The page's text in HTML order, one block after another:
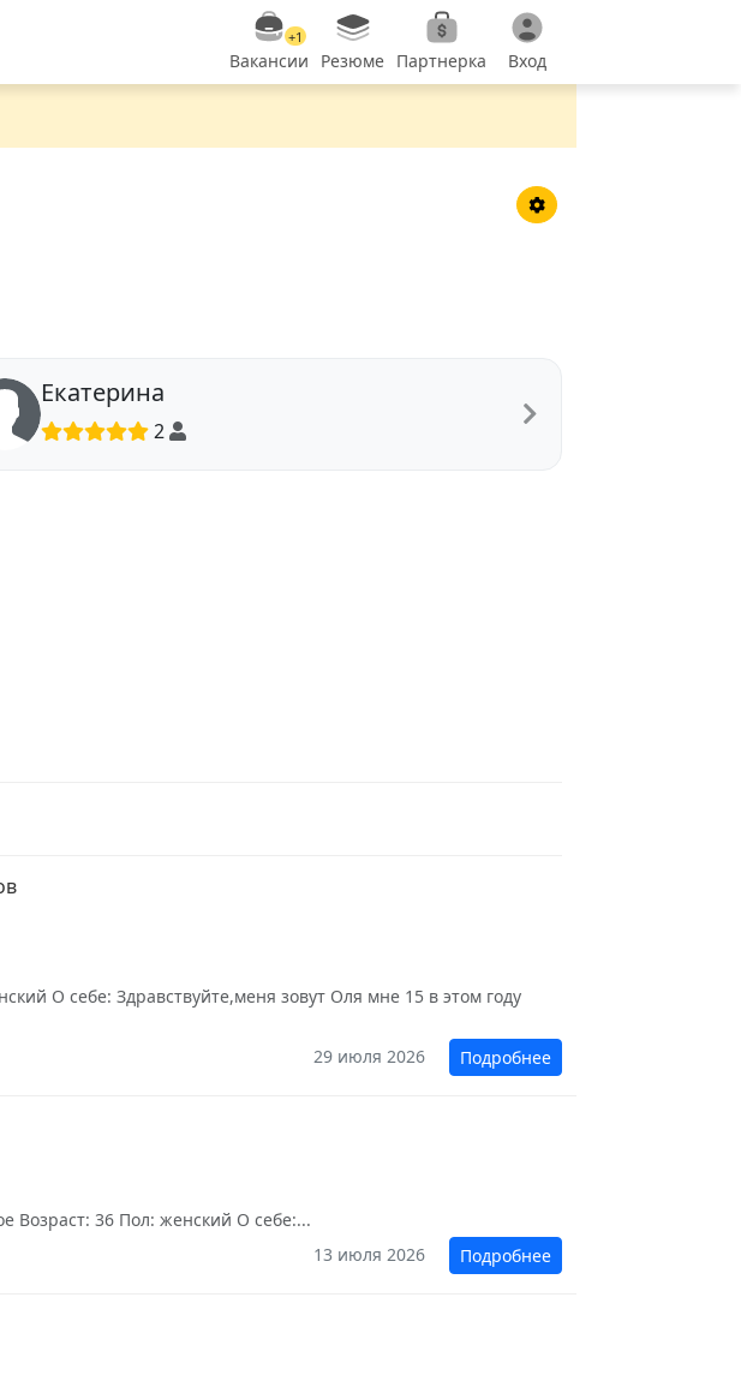
+1
Вакансии Резюме Партнерка Вход
Екатерина
2
О себе: Здравствуйте,меня зовут Оля мне 15 в этом году
29 июля 2026
Подробнее
Возраст: 36 Пол: женский О себе:...
13 июля 2026
Подробнее